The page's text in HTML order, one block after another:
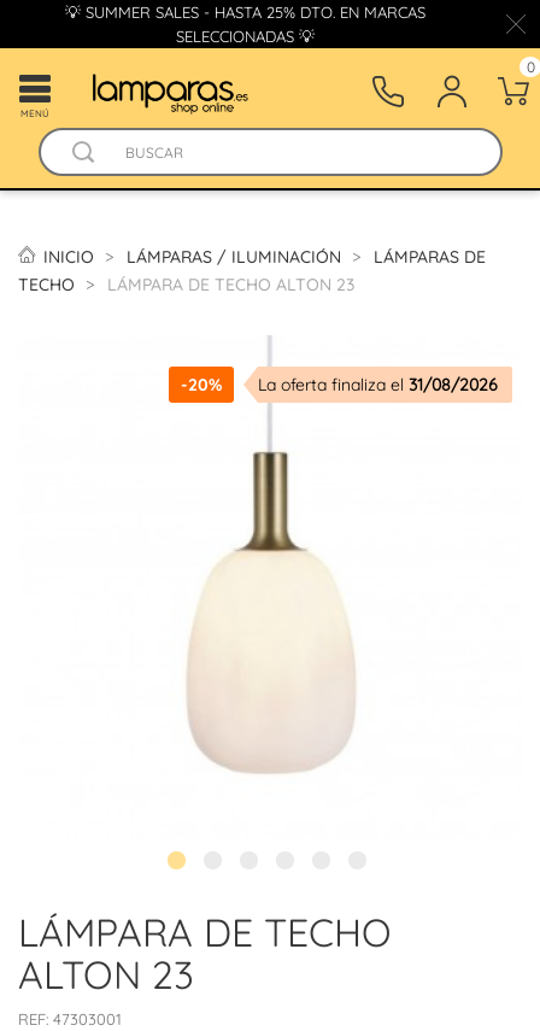
💡 SUMMER SALES - HASTA 25% DTO. EN MARCAS
SELECCIONADAS 💡
MENÚ
0
INICIO LÁMPARAS / ILUMINACIÓN
LÁMPARAS DE
TECHO
LÁMPARA DE TECHO ALTON 23
-20% La oferta finaliza el 31/08/2026
LÁMPARA DE TECHO
ALTON 23
REF: 47303001